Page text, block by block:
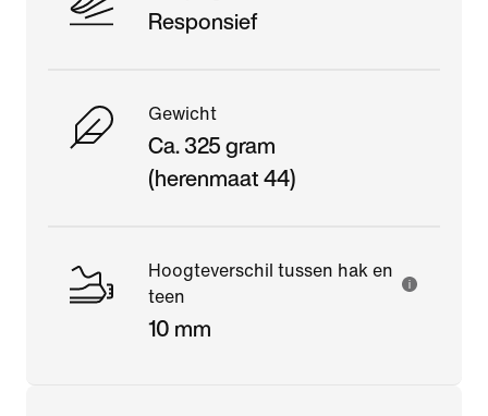
Responsief
Gewicht
Ca. 325 gram
(herenmaat 44)
Hoogteverschil tussen hak en
teen
10 mm